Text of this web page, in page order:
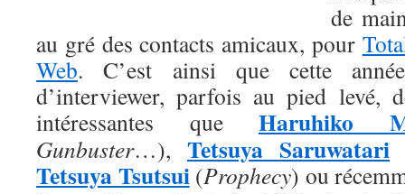
de
au gré des contacts amicaux, pour
Web. C’est ainsi que cette
d’interviewer, parfois au pied levé,
intéressantes que Haruhiko
Gunbuster…), Tetsuya Saruwatari
Tetsuya Tsutsui(Prophecy) ou